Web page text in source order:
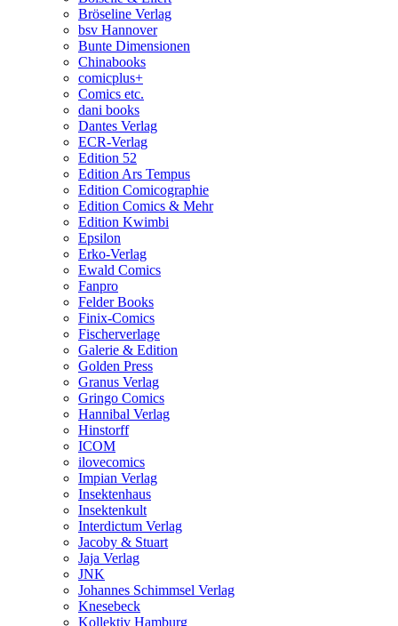
Bröseline Verlag
bsv Hannover
Bunte Dimensionen
Chinabooks
comicplus+
Comics etc.
dani books
Dantes Verlag
ECR-Verlag
Edition 52
Edition Ars Tempus
Edition Comicographie
Edition Comics & Mehr
Edition Kwimbi
Epsilon
Erko-Verlag
Ewald Comics
Fanpro
Felder Books
Finix-Comics
Fischerverlage
Galerie & Edition
Golden Press
Granus Verlag
Gringo Comics
Hannibal Verlag
Hinstorff
ICOM
ilovecomics
Impian Verlag
Insektenhaus
Insektenkult
Interdictum Verlag
Jacoby & Stuart
Jaja Verlag
JNK
Johannes Schimmsel Verlag
Knesebeck
Kollektiv Hamburg